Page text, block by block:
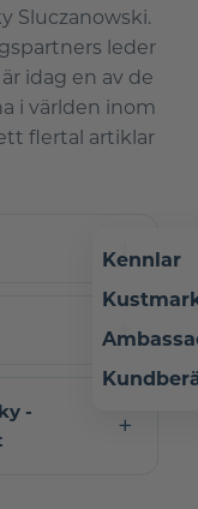
Kennlar
Sluczanowski.
leder
idag en av de
i världen inom
flertal artiklar
-